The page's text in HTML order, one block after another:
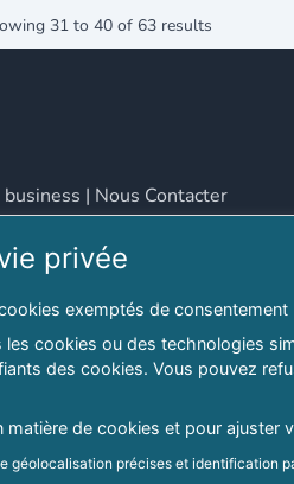
31 to 40 of 63 results
| Nous Contacter
Email
contact@lespagesmaghreb.com
RESERVED
privée
exemptés de
cookies ou des technologies
des cookies. Vous pouvez
matière de cookies et pour
géolocalisation précises et